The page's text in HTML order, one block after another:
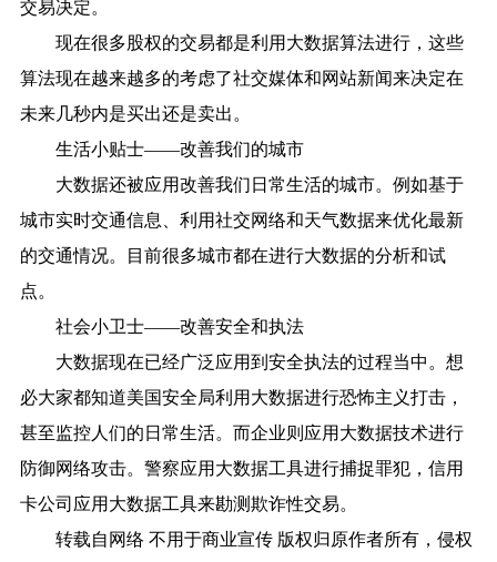
交易决定。
现在很多股权的交易都是利用大数据算法进行，这些
算法现在越来越多的考虑了社交媒体和网站新闻来决定在
未来几秒内是买出还是卖出。
生活小贴士——改善我们的城市
大数据还被应用改善我们日常生活的城市。例如基于
城市实时交通信息、利用社交网络和天气数据来优化最新
的交通情况。目前很多城市都在进行大数据的分析和试
点。
社会小卫士——改善安全和执法
大数据现在已经广泛应用到安全执法的过程当中。想
必大家都知道美国安全局利用大数据进行恐怖主义打击，
甚至监控人们的日常生活。而企业则应用大数据技术进行
防御网络攻击。警察应用大数据工具进行捕捉罪犯，信用
卡公司应用大数据工具来勘测欺诈性交易。
转载自网络 不用于商业宣传 版权归原作者所有，侵权